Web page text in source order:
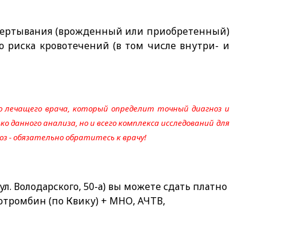
(врожденный или приобретенный)
риска кровотечений (в том числе внутри- и
врача, который определит точный диагноз и
анализа, но и всего комплекса исследований для
- обязательно обратитесь к врачу!
Володарского, 50-а) вы можете сдать платно
(по Квику) + МНО, АЧТВ,